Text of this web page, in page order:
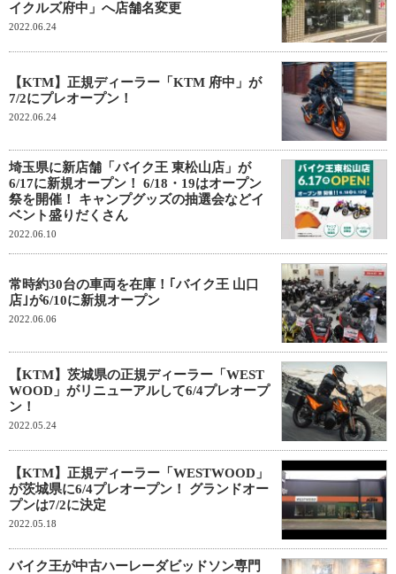
イクルズ府中」へ店舗名変更
2022.06.24
【KTM】正規ディーラー「KTM 府中」が
7/2にプレオープン！
2022.06.24
埼玉県に新店舗「バイク王 東松山店」が
6/17に新規オープン！ 6/18・19はオープン
祭を開催！ キャンプグッズの抽選会などイ
ベント盛りだくさん
2022.06.10
常時約30台の車両を在庫！｢バイク王 山口
店｣が6/10に新規オープン
2022.06.06
【KTM】茨城県の正規ディーラー「WEST
WOOD」がリニューアルして6/4プレオープ
ン！
2022.05.24
【KTM】正規ディーラー「WESTWOOD」
が茨城県に6/4プレオープン！ グランドオー
プンは7/2に決定
2022.05.18
バイク王が中古ハーレーダビッドソン専門